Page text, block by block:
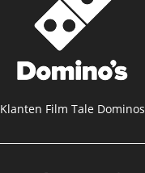
Klanten Film Tale Dominos